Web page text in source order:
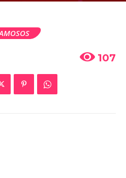
107